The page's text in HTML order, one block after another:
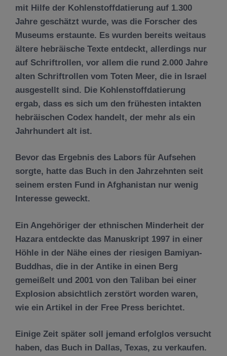
mit Hilfe der Kohlenstoffdatierung auf 1.300
Jahre geschätzt wurde, was die Forscher des
Museums erstaunte. Es wurden bereits weitaus
ältere hebräische Texte entdeckt, allerdings nur
auf Schriftrollen, vor allem die rund 2.000 Jahre
alten Schriftrollen vom Toten Meer, die in Israel
ausgestellt sind. Die Kohlenstoffdatierung
ergab, dass es sich um den frühesten intakten
hebräischen Codex handelt, der mehr als ein
Jahrhundert alt ist.
Bevor das Ergebnis des Labors für Aufsehen
sorgte, hatte das Buch in den Jahrzehnten seit
seinem ersten Fund in Afghanistan nur wenig
Interesse geweckt.
Ein Angehöriger der ethnischen Minderheit der
Hazara entdeckte das Manuskript 1997 in einer
Höhle in der Nähe eines der riesigen Bamiyan-
Buddhas, die in der Antike in einen Berg
gemeißelt und 2001 von den Taliban bei einer
Explosion absichtlich zerstört worden waren,
wie ein Artikel in der Free Press berichtet.
Einige Zeit später soll jemand erfolglos versucht
haben, das Buch in Dallas, Texas, zu verkaufen.